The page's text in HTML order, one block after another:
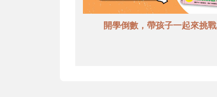
開學倒數，帶孩子一起來挑戰